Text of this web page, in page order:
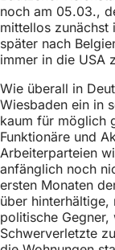
noch am 05.03.,
mittellos zunächst
später nach
immer in die USA
Wie überall in
Wiesbaden ein in
kaum für möglich
Funktionäre und
Arbeiterparteien
anfänglich noch
ersten Monaten
über
politische
Schwerverletzte